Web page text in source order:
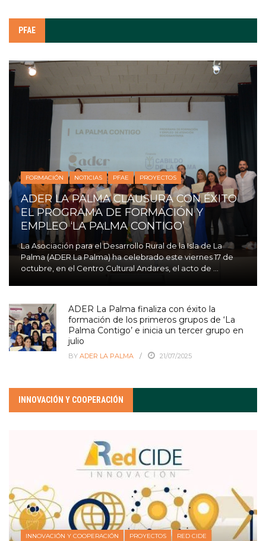
PFAE
FORMACIÓN NOTICIAS PFAE PROYECTOS
ADER LA PALMA CLAUSURA CON ÉXITO
EL PROGRAMA DE FORMACIÓN Y
EMPLEO ‘LA PALMA CONTIGO’
La Asociación para el Desarrollo Rural de la Isla de La
Palma (ADER La Palma) ha celebrado este viernes 17 de
octubre, en el Centro Cultural Andares, el acto de ...
ADER La Palma finaliza con éxito la
formación de los primeros grupos de ‘La
Palma Contigo’ e inicia un tercer grupo en
julio
BY ADER LA PALMA 21/07/2025
INNOVACIÓN Y COOPERACIÓN
INNOVACIÓN Y COOPERACIÓN PROYECTOS RED CIDE